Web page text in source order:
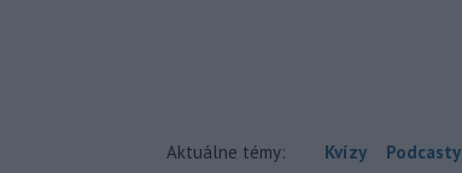
Aktuálne témy: Kvízy Podcasty